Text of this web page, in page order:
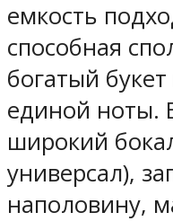
емкость
способная
богатый
единой ноты.
широкий
универсал),
наполовину,